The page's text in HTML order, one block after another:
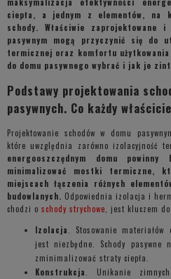
maksymalizacja efektywności
ciepła, a jednym z elementów, na
schody. Właściwie zaprojektowane
pasywnym mogą przyczynić się do
termicznej oraz komfortu
do domu pasywnego wybrać i jak je
Podstawy projektowania
pasywnych. Co każdy
Projektowanie schodów w domu
które uwzględnia zarówno izolacyjność
energooszczędnym domu
minimalizować mostki termiczne,
miejscach łączenia różnych
budowlanych. Odpowiednia izolacja i
chodzi o schody strychowe , jest kluczem
Izolacja
. Stosowanie
jest niezbędne. Schody
zminimalizować straty ciepła.
Konstrukcja
. Unikanie